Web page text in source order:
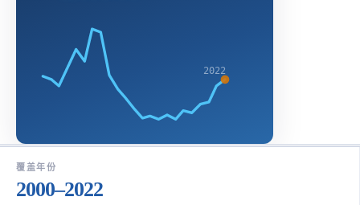
2022
覆盖年份
2000–2022